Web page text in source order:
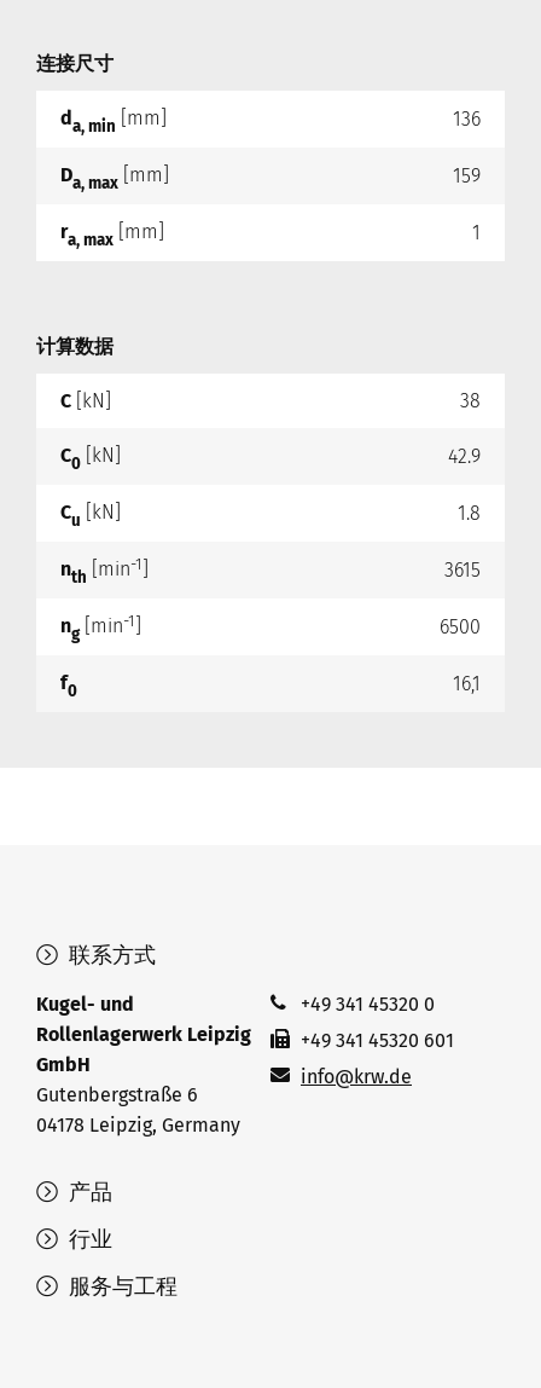
连接尺寸
da, min [mm] 136
Da, max [mm] 159
ra, max [mm] 1
计算数据
C [kN] 38
C0 [kN] 42.9
Cu [kN] 1.8
nth [min-1 3615
ng[min-1 6500
f0 16,1
产品
行业
服务与工程
联系方式
Kugel- und
Rollenlagerwerk Leipzig
GmbH
Gutenbergstraße 6
04178 Leipzig, Germany
+49 341 45320 0
+49 341 45320 601
info@krw.de